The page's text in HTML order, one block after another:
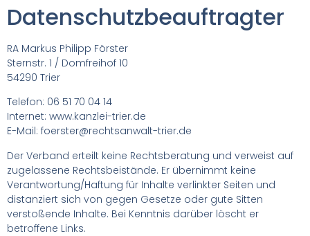
Datenschutzbeauftragter
RA Markus Philipp Förster
Sternstr. 1 / Domfreihof 10
54290 Trier
Telefon: 06 51 70 04 14
Internet: www.kanzlei-trier.de
E-Mail: foerster@rechtsanwalt-trier.de
Der Verband erteilt keine Rechtsberatung und verweist auf
zugelassene Rechtsbeistände. Er übernimmt keine
Verantwortung/Haftung für Inhalte verlinkter Seiten und
distanziert sich von gegen Gesetze oder gute Sitten
verstoßende Inhalte. Bei Kenntnis darüber löscht er
betroffene Links.